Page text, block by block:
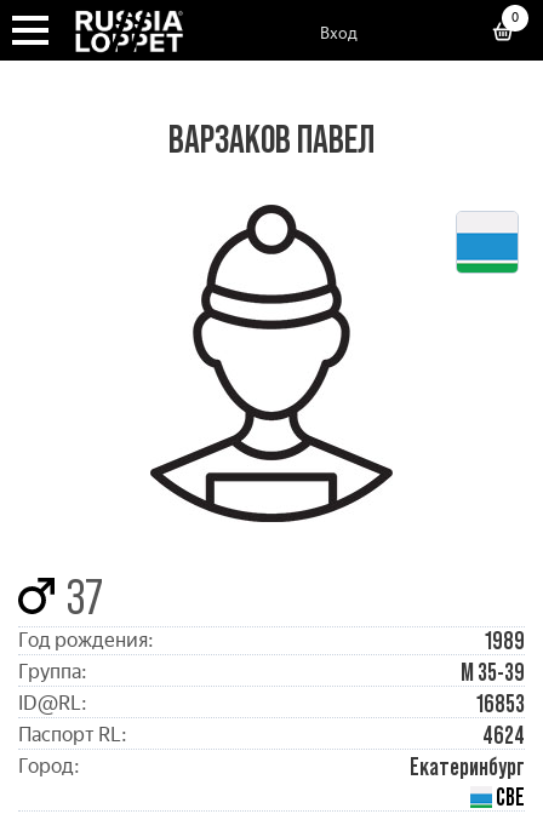
Вход
0
ВАРЗАКОВ ПАВЕЛ
37
Год рождения: 1989
Группа: М 35-39
ID@RL: 16853
Паспорт RL: 4624
Город:
Екатеринбург
СВЕ